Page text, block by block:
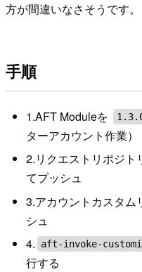
方が間違いなさそうです。
手順
1.AFT Moduleを
ターアカウント作業）
2.リクエストリポジト
てプッシュ
3.アカウントカスタム
シュ
4.
aft-invoke-
行する